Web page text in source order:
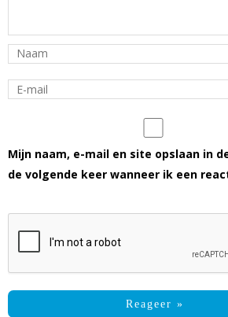
Mijn naam, e-mail en site opslaan in
de volgende keer wanneer ik een